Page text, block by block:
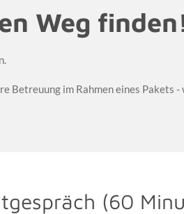
Weg
im Rahmen eines Pakets -
(60